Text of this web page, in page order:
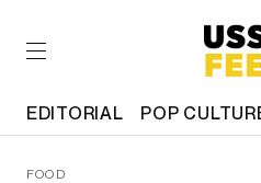
EDITORIAL POP
FOOD